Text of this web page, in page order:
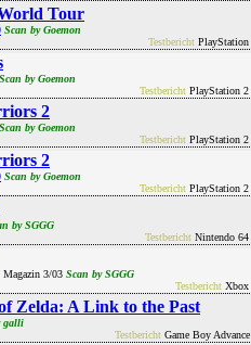
Tour
Scan by Goemon
Testbericht PlayStation
Scan by Goemon
Testbericht PlayStation 2
2
Scan by Goemon
Testbericht PlayStation 2
2
Scan by Goemon
Testbericht PlayStation 2
by SGGG
Testbericht Nintendo 64
3/03 Scan by SGGG
Testbericht Xbox
Zelda: A Link to the Past
galli
Testbericht Game Boy Advance